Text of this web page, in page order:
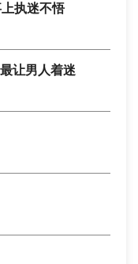
执迷不悟
让男人着迷